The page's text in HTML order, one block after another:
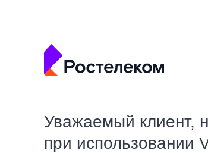
Уважаемый клиент,
при использовании